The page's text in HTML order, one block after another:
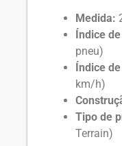
Medida:
Índice
pneu)
Índice
km/h)
Tipo de
Terrain)